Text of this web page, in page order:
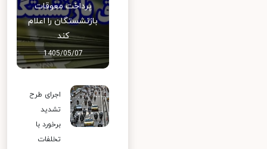
پرداخت معوقات
بازنشستگان را اعلام
کند
1405/05/07
اجرای طرح
تشدید
برخورد با
تخلفات